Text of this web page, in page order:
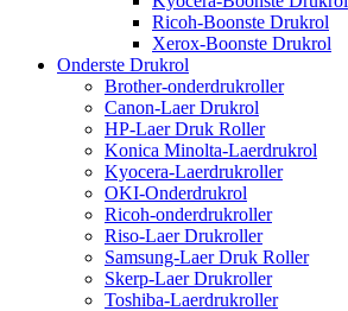
Ricoh-Boonste Drukrol
Xerox-Boonste Drukrol
Onderste Drukrol
Brother-onderdrukroller
Canon-Laer Drukrol
HP-Laer Druk Roller
Konica Minolta-Laerdrukrol
Kyocera-Laerdrukroller
OKI-Onderdrukrol
Ricoh-onderdrukroller
Riso-Laer Drukroller
Samsung-Laer Druk Roller
Skerp-Laer Drukroller
Toshiba-Laerdrukroller